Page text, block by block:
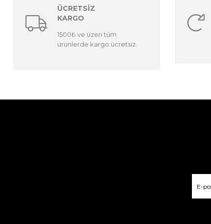
ÜCRETSİZ
KARGO
1500₺ ve üzeri tüm
ürünlerde kargo ücretsiz.